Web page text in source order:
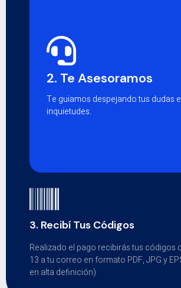
2. Te Asesoramos
Te guiamos despejando tus dudas e
inquietudes.
3. Recibí Tus Códigos
Realizado el pago recibirás tus códigos
13 a tu correo en formato PDF, JPG y
en alta definición)